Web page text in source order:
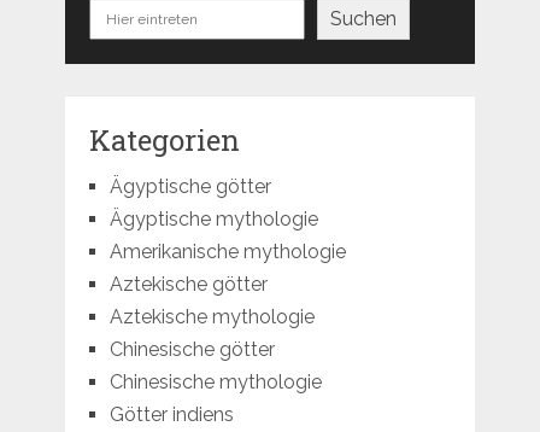
Suchen
Kategorien
Ägyptische götter
Ägyptische mythologie
Amerikanische mythologie
Aztekische götter
Aztekische mythologie
Chinesische götter
Chinesische mythologie
Götter indiens